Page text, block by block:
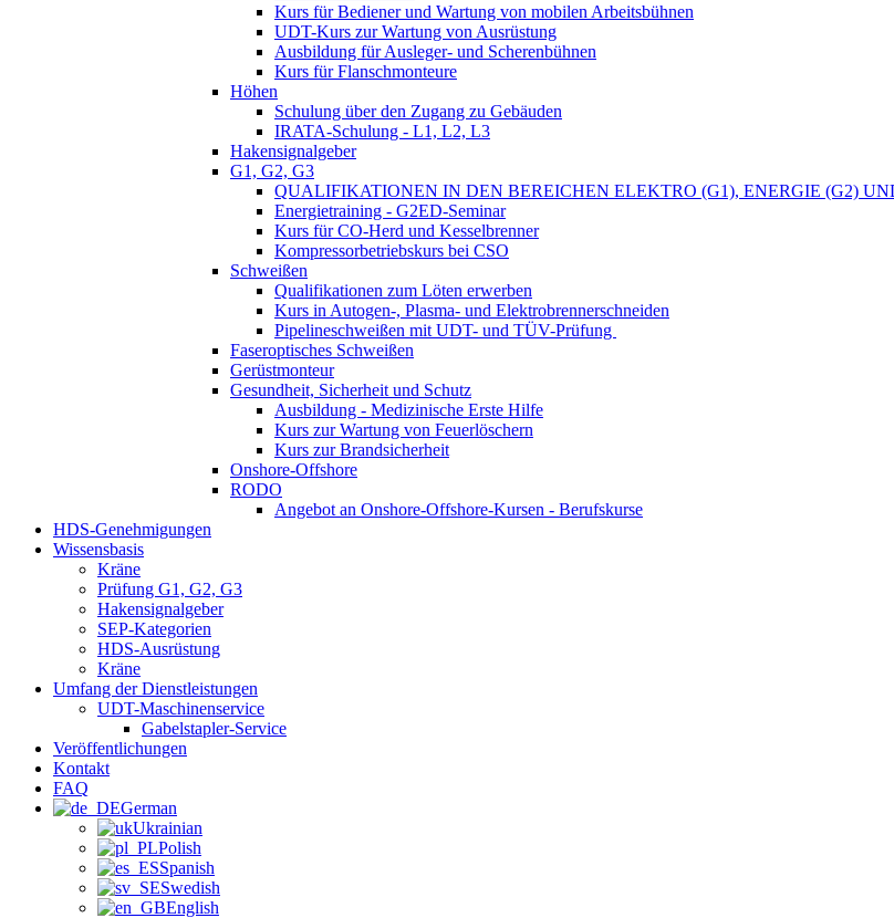
Kurs für Bediener und Wartung von mobilen Arbeitsbühnen
UDT-Kurs zur Wartung von Ausrüstung
Ausbildung für Ausleger- und Scherenbühnen
Kurs für Flanschmonteure
Höhen
Schulung über den Zugang zu Gebäuden
IRATA-Schulung - L1, L2, L3
Hakensignalgeber
G1, G2, G3
QUALIFIKATIONEN IN DEN BEREICHEN ELEKTRO (G1), ENERGIE (G2)
Energietraining - G2ED-Seminar
Kurs für CO-Herd und Kesselbrenner
Kompressorbetriebskurs bei CSO
Schweißen
Qualifikationen zum Löten erwerben
Kurs in Autogen-, Plasma- und Elektrobrennerschneiden
Pipelineschweißen mit UDT- und TÜV-Prüfung
Faseroptisches Schweißen
Gerüstmonteur
Gesundheit, Sicherheit und Schutz
Ausbildung - Medizinische Erste Hilfe
Kurs zur Wartung von Feuerlöschern
Kurs zur Brandsicherheit
Onshore-Offshore
RODO
Angebot an Onshore-Offshore-Kursen - Berufskurse
HDS-Genehmigungen
Wissensbasis
Kräne
Prüfung G1, G2, G3
Hakensignalgeber
SEP-Kategorien
HDS-Ausrüstung
Kräne
Umfang der Dienstleistungen
UDT-Maschinenservice
Gabelstapler-Service
Veröffentlichungen
Kontakt
FAQ
German
Ukrainian
Polish
Spanish
Swedish
English